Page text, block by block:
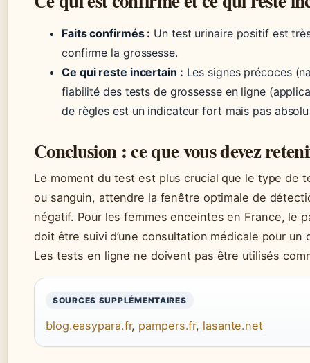
Faits confirmés : Un test urinaire positif est
confirme la grossesse.
Ce qui reste incertain : Les signes précoces
fiabilité des tests de grossesse en ligne
de règles est un indicateur fort mais pas
Conclusion : ce que vous devez
Le moment du test est plus crucial que le type de
ou sanguin, attendre la fenêtre optimale de
négatif. Pour les femmes enceintes en France, le
doit être suivi d’une consultation médicale pour un
Les tests en ligne ne doivent pas être utilisés
SOURCES SUPPLÉMENTAIRES
blog.easypara.fr, pampers.fr, lasante.net